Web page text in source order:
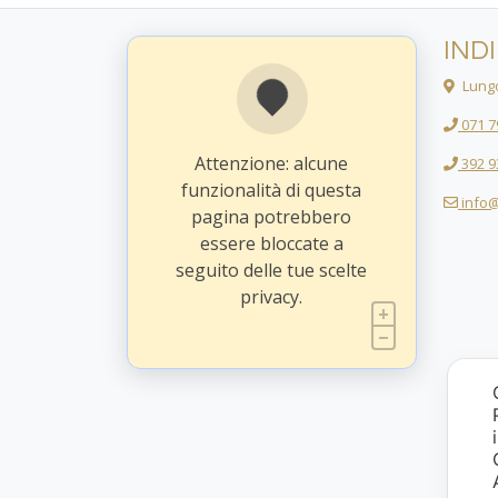
Attenzione: alcune
funzionalità di questa
pagina potrebbero
essere bloccate a
seguito delle tue scelte
privacy.
071
392